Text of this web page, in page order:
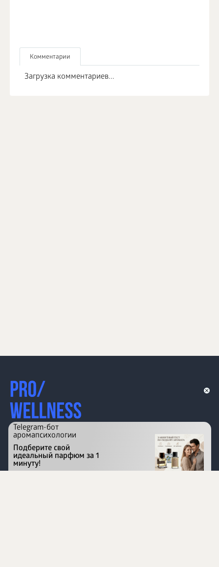
Комментарии
Загрузка комментариев...
Перейти на сайт
Telegram-бот
аромапсихологии
Подберите свой
идеальный парфюм за 1
минуту!